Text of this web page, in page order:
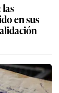
en sus